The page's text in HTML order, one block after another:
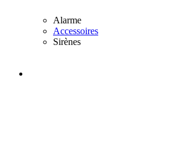
Alarme
Accessoires
Sirènes